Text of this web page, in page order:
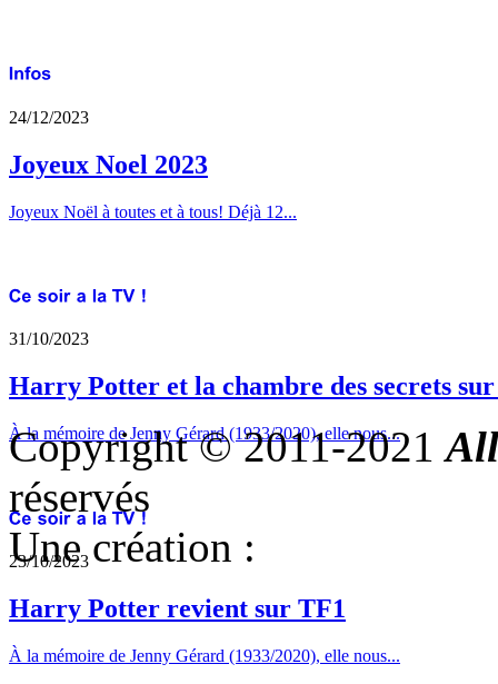
24/12/2023
Joyeux Noel 2023
Joyeux Noël à toutes et à tous! Déjà 12...
31/10/2023
Harry Potter et la chambre des secrets
À la mémoire de Jenny Gérard (1933/2020), elle nous...
23/10/2023
Harry Potter revient sur TF1
À la mémoire de Jenny Gérard (1933/2020), elle nous...
Copyright © 2011-2021
réservés
Une création :